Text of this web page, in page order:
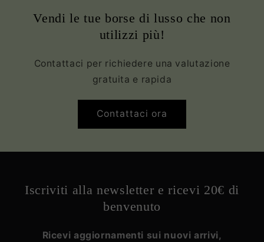
Vendi le tue borse di lusso che non
utilizzi più!
Contattaci per richiedere una valutazione
gratuita e rapida
Contattaci ora
Iscriviti alla newsletter e ricevi 20€ di
benvenuto
Ricevi aggiornamenti sui nuovi arrivi,